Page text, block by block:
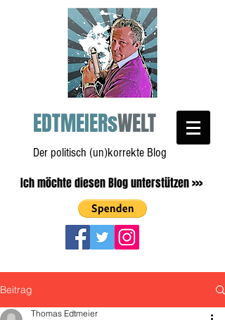
EDTMEIERsWELT
Der politisch (un)korrekte Blog
Ich möchte diesen Blog unterstützen >>>
Beitrag
Thomas Edtmeier